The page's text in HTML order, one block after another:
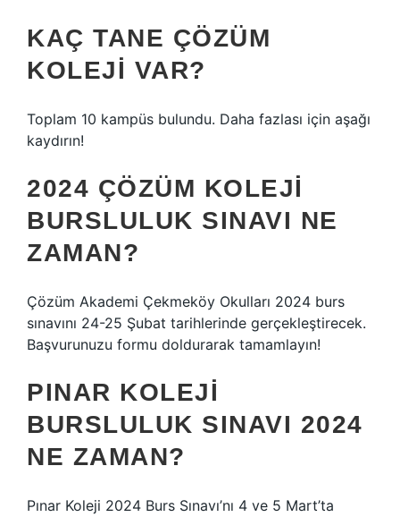
KAÇ TANE ÇÖZÜM
KOLEJI VAR?
Toplam 10 kampüs bulundu. Daha fazlası için aşağı
kaydırın!
2024 ÇÖZÜM KOLEJI
BURSLULUK SINAVI NE
ZAMAN?
Çözüm Akademi Çekmeköy Okulları 2024 burs
sınavını 24-25 Şubat tarihlerinde gerçekleştirecek.
Başvurunuzu formu doldurarak tamamlayın!
PINAR KOLEJI
BURSLULUK SINAVI 2024
NE ZAMAN?
Pınar Koleji 2024 Burs Sınavı’nı 4 ve 5 Mart’ta